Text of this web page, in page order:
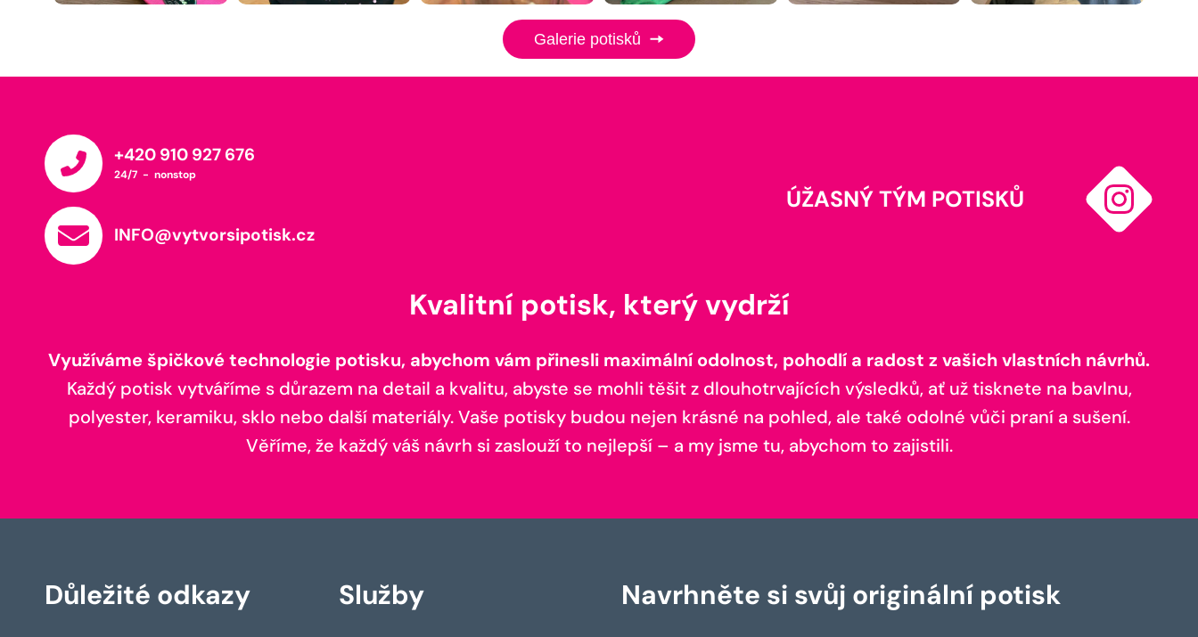
Galerie potisků
+420 910 927 676
24/7 - nonstop
INFO@vytvorsipotisk.cz
ÚŽASNÝ TÝM POTISKŮ
Kvalitní potisk, který vydrží
Využíváme špičkové technologie potisku, abychom vám přinesli maximální odolnost, pohodlí a radost z vašich vlastních návrhů.
Každý potisk vytváříme s důrazem na detail a kvalitu, abyste se mohli těšit z dlouhotrvajících výsledků, ať už tisknete na bavlnu,
polyester, keramiku, sklo nebo další materiály. Vaše potisky budou nejen krásné na pohled, ale také odolné vůči praní a sušení.
Věříme, že každý váš návrh si zaslouží to nejlepší – a my jsme tu, abychom to zajistili.
Důležité odkazy Služby Navrhněte si svůj originální potisk